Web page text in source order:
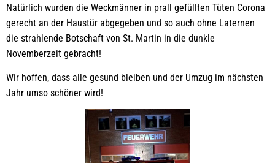
Natürlich wurden die Weckmänner in prall gefüllten Tüten Corona
gerecht an der Haustür abgegeben und so auch ohne Laternen
die strahlende Botschaft von St. Martin in die dunkle
Novemberzeit gebracht!
Wir hoffen, dass alle gesund bleiben und der Umzug im nächsten
Jahr umso schöner wird!